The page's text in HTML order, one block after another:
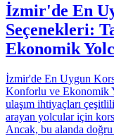
İzmir'de En
Seçenekleri:
Ekonomik
İzmir'de En Uygun
Konforlu ve Ekonomik
ulaşım ihtiyaçları
arayan yolcular için
Ancak, bu alanda